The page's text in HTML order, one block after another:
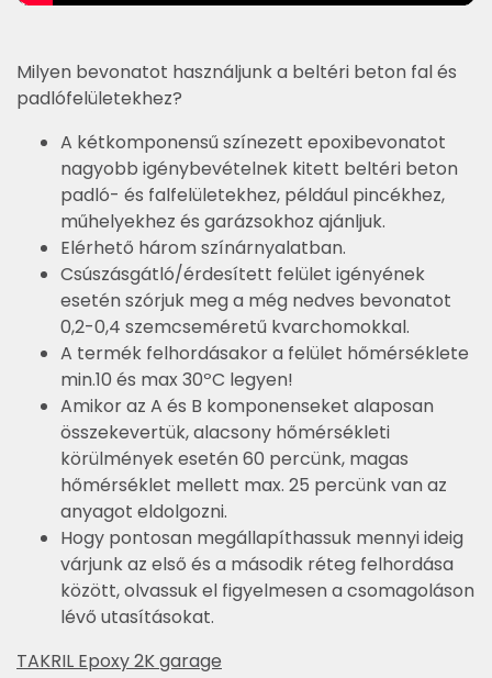
Milyen bevonatot használjunk a beltéri beton fal és
padlófelületekhez?
A kétkomponensű színezett epoxibevonatot
nagyobb igénybevételnek kitett beltéri beton
padló- és falfelületekhez, például pincékhez,
műhelyekhez és garázsokhoz ajánljuk.
Elérhető három színárnyalatban.
Csúszásgátló/érdesített felület igényének
esetén szórjuk meg a még nedves bevonatot
0,2-0,4 szemcseméretű kvarchomokkal.
A termék felhordásakor a felület hőmérséklete
min.10 és max 30ºC legyen!
Amikor az A és B komponenseket alaposan
összekevertük, alacsony hőmérsékleti
körülmények esetén 60 percünk, magas
hőmérséklet mellett max. 25 percünk van az
anyagot eldolgozni.
Hogy pontosan megállapíthassuk mennyi ideig
várjunk az első és a második réteg felhordása
között, olvassuk el figyelmesen a csomagoláson
lévő utasításokat.
TAKRIL Epoxy 2K garage